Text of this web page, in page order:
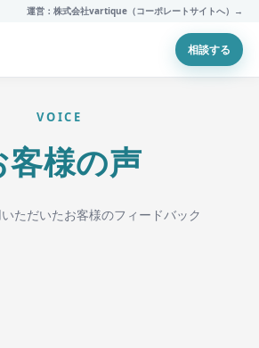
運営：株式会社vartique（コーポレートサイトへ）→
相談する
VOICE
客様の声
ただいたお客様のフィードバック